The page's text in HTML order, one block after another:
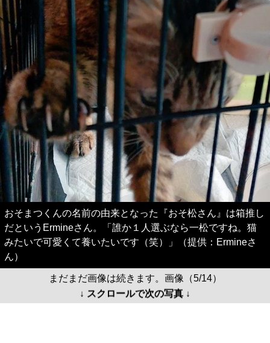
おそまつくんの名前の由来となった『おそ松さん』は箱推し
だというErmineさん。「誰か１人選ぶなら一松ですね。猫
みたいで可愛くて養いたいです（笑）」（提供：Ermineさ
ん）
まだまだ画像は続きます。画像（5/14）
↓ スクロールで次の写真 ↓